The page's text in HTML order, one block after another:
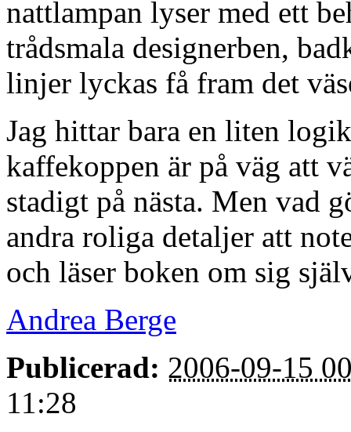
nattlampan lyser med ett
trådsmala designerben,
linjer lyckas få fram det
Jag hittar bara en liten
kaffekoppen är på väg att
stadigt på nästa. Men vad
andra roliga detaljer att
och läser boken om sig
Andrea Berge
Publicerad: 2006-09-15
11:28